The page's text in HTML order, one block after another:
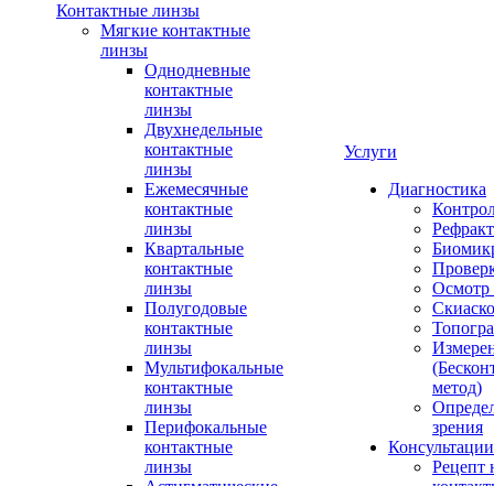
Контактные линзы
Мягкие контактные
линзы
Однодневные
контактные
линзы
Двухнедельные
контактные
линзы
Ежемесячные
контактные
линзы
Квартальные
контактные
линзы
Полугодовые
контактные
линзы
Мультифокальные
контактные
линзы
Перифокальные
контактные
линзы
Услуги
Диагностика
Осмотр
метод)
зрения
Рецепт